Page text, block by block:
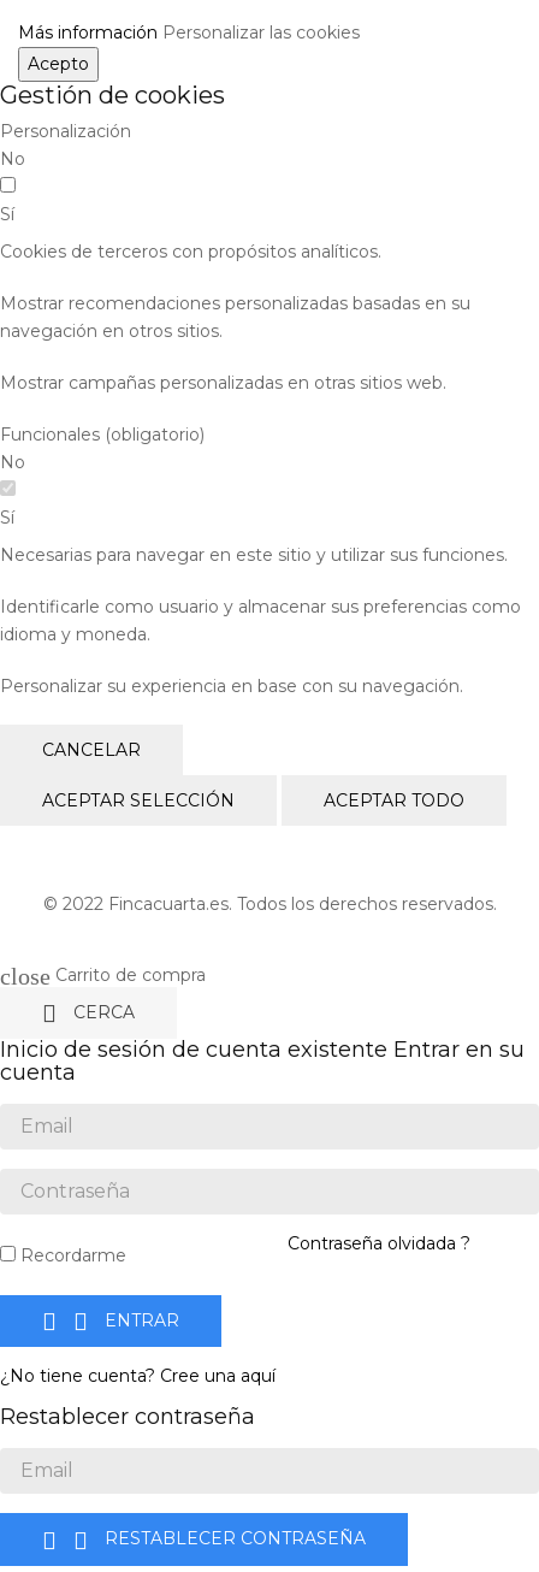
Más información Personalizar las cookies
Acepto
Gestión de cookies
Personalización
No
Sí
Cookies de terceros con propósitos analíticos.
Mostrar recomendaciones personalizadas basadas en su
navegación en otros sitios.
Mostrar campañas personalizadas en otras sitios web.
Funcionales (obligatorio)
No
Sí
Necesarias para navegar en este sitio y utilizar sus funciones.
Identificarle como usuario y almacenar sus preferencias como
idioma y moneda.
Personalizar su experiencia en base con su navegación.
CANCELAR
ACEPTAR SELECCIÓN ACEPTAR TODO
© 2022 Fincacuarta.es. Todos los derechos reservados.
close Carrito de compra
 CERCA
Inicio de sesión de cuenta existente Entrar en su
cuenta
Recordarme
Contraseña olvidada ?
  ENTRAR
¿No tiene cuenta? Cree una aquí
Restablecer contraseña
  RESTABLECER CONTRASEÑA